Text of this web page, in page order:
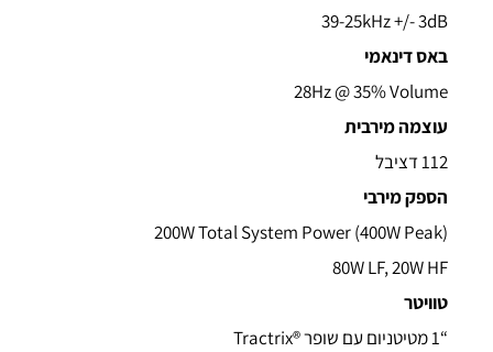
39-25kHz +/- 3dB
באס דינאמי
28Hz @ 35% Volume
עוצמה מירבית
112 דציבל
הספק מירבי
200W Total System Power (400W Peak)
80W LF, 20W HF
טוויטר
“1 מטיטניום עם שופר ®Tractrix